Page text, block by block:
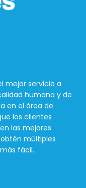
mejor servicio a
humana y de
en el área de
los clientes
las mejores
múltiples
fácil.